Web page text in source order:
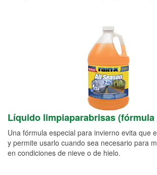
Líquido limpiaparabrisas
Una fórmula especial para invierno evita que
y permite usarlo cuando sea necesario para
en condiciones de nieve o de hielo.